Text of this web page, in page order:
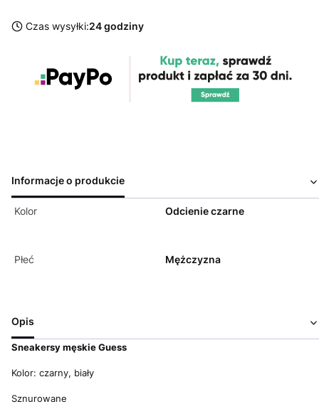
Czas wysyłki:24 godziny
Informacje o produkcie
Kolor Odcienie czarne
Płeć Mężczyzna
Opis
Sneakersy męskie Guess
Kolor: czarny, biały
Sznurowane